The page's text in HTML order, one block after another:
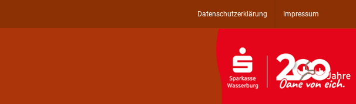
Datenschutzerklärung Impressum